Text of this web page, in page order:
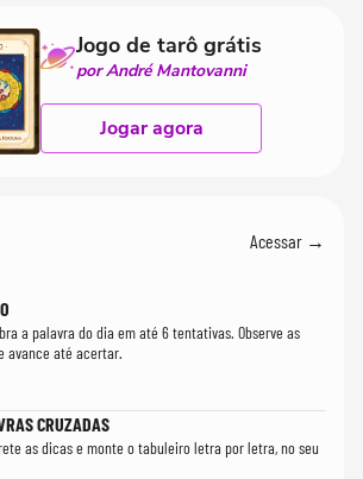
Jogo de tarô grátis
por André Mantovanni
Jogar agora
Acessar →
a palavra do dia em até 6 tentativas. Observe as
avance até acertar.
CRUZADAS
as dicas e monte o tabuleiro letra por letra, no seu